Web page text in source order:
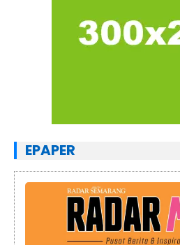
EPAPER